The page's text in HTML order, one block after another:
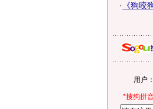
·
《狗咬
用户：
*搜狗拼